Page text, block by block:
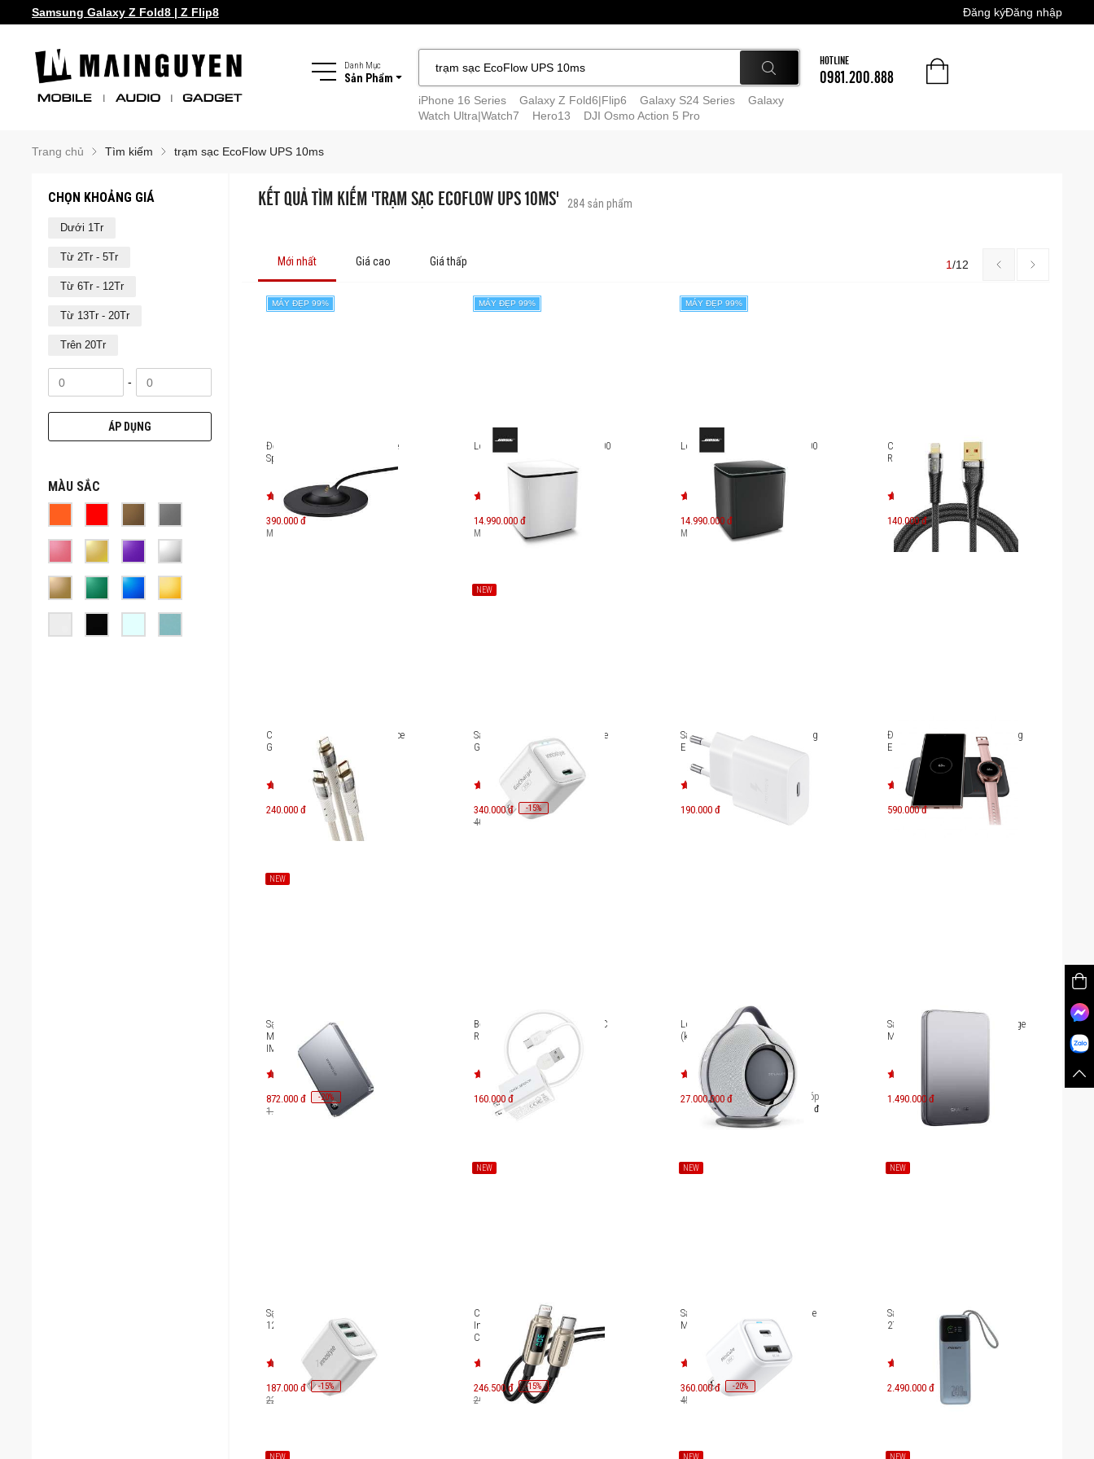
Samsung Galaxy S26 series!
Samsung Galaxy Z Fold8 | Z Flip8 Đăng kýĐăng nhập
Danh Mục
Sản Phẩm
iPhone 16 Series
Galaxy Z Fold6|Flip6 Galaxy S24 Series
Galaxy
Watch Ultra|Watch7
Hero13 DJI Osmo Action 5 Pro
HOTLINE
0981.200.888
Trang chủ Tìm kiếm trạm sạc EcoFlow UPS 10ms
CHỌN KHOẢNG GIÁ
Dưới 1Tr
Từ 2Tr - 5Tr
Từ 6Tr - 12Tr
Từ 13Tr - 20Tr
Trên 20Tr
-
ÁP DỤNG
MÀU SẮC
KẾT QUẢ TÌM KIẾM 'TRẠM SẠC ECOFLOW UPS 10MS' 284 sản phẩm
Mới nhất Giá cao Giá thấp 1/12
MÁY ĐẸP 99%
Đế sạc loa Bose Portable Home
Speaker
390.000 đ
Máy mới:
MÁY ĐẸP 99%
Loa trầm Bose Bass Module 700
14.990.000 đ
Máy mới: 20.490.000đ
MÁY ĐẸP 99%
Loa trầm Bose Bass Module 700
14.990.000 đ
Máy mới: 20.490.000đ
Cáp sạc nhanh Lightning
Rockspace Z21 1.2m
140.000 đ
Cáp sạc nhanh 3 đầu Rockspace
G20 1.5m
240.000 đ
NEW
Sạc nhanh USB-C 35W Innostyle
GoCharge IC35-US
340.000 đ -15%
400.000 đ
Sạc nhanh USB-C 15W Samsung
EP-T1510
190.000 đ
Đế sạc đôi không dây Samsung
EP-P4300
590.000 đ
NEW
Sạc dự phòng Innostyle
MagSlim Premium 10.000mAh
IMS10K
872.000 đ -20%
1.090.000 đ
Bộ sạc nhanh 2 cổng cáp USB-C
Rock Space T39
160.000 đ
Loa di động Devialet Mania
(kèm dock sạc)
27.000.000 đ
Trả góp
4.658.000 đ
Sạc dự phòng không dây Sharge
M7 10000mAh
1.490.000 đ
Sạc Innostyle Minigo 2 USB-A
12W Smart AI Charging IC12SA
1
187.000 đ -15%
220.000 đ
NEW
Cáp sạc USB-C to Lightning
Innostyle DigiPower 1m DP-
CL301
246.500 đ -15%
290.000 đ
NEW
Sạc nhanh 2 cổng 35W Innostyle
Minicube GaN II IC35CAWHT
360.000 đ -20%
450.000 đ
NEW
Sạc dự phòng Pisen Bolt 240W
27000mAh TP-D106
2.490.000 đ
NEW NEW NEW